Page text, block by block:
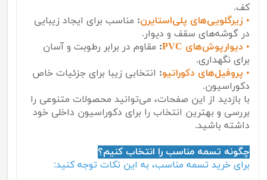
کف.
• زیرگلویی‌های پلی‌استایرن: مناسب برای ایجاد زیبایی
در گوشه‌های سقف و دیوار.
• دیوارپوش‌های PVC : مقاوم در برابر رطوبت و آسان
برای نگهداری.
• پروفیل‌های دکوراتیو: انتخابی زیبا برای جزئیات خاص
دکوراسیون.
با بازدید از این صفحات، می‌توانید محصولات متنوعی را
بررسی و بهترین انتخاب را برای دکوراسیون داخلی خود
داشته باشید.
چگونه تسمه مناسب را انتخاب کنیم؟
برای خرید تسمه مناسب، به این نکات توجه کنید: